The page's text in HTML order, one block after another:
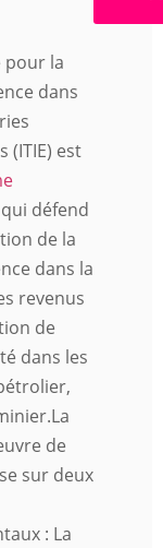
pour la
dans
(ITIE) est
qui défend
de la
dans la
revenus
de
dans les
de
sur deux
: La